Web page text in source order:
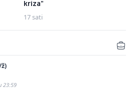
kriza"
17 sati
23:59